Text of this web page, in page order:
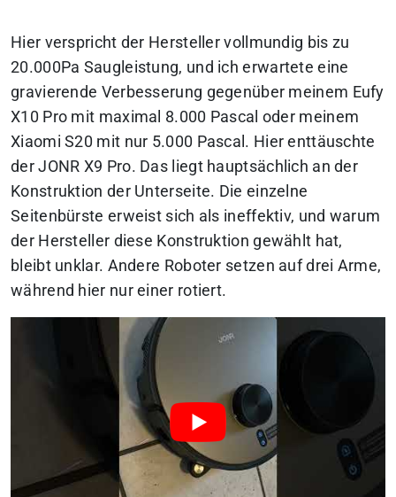
Hier verspricht der Hersteller vollmundig bis zu
20.000Pa Saugleistung, und ich erwartete eine
gravierende Verbesserung gegenüber meinem Eufy
X10 Pro mit maximal 8.000 Pascal oder meinem
Xiaomi S20 mit nur 5.000 Pascal. Hier enttäuschte
der JONR X9 Pro. Das liegt hauptsächlich an der
Konstruktion der Unterseite. Die einzelne
Seitenbürste erweist sich als ineffektiv, und warum
der Hersteller diese Konstruktion gewählt hat,
bleibt unklar. Andere Roboter setzen auf drei Arme,
während hier nur einer rotiert.